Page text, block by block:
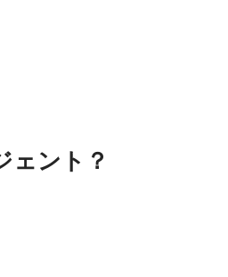
ェント？